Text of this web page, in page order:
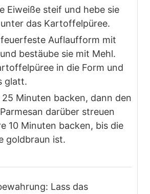
Eiweiße steif und hebe sie
das Kartoffelpüree.
Auflaufform mit
bestäube sie mit Mehl.
in die Form und
glatt.
25 Minuten backen, dann den
darüber streuen
10 Minuten backen, bis die
goldbraun ist.
Lass das